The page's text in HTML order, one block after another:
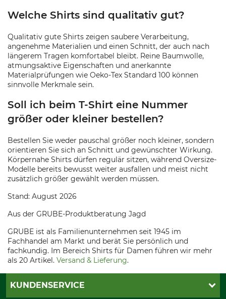
Welche Shirts sind qualitativ gut?
Qualitativ gute Shirts zeigen saubere Verarbeitung,
angenehme Materialien und einen Schnitt, der auch nach
längerem Tragen komfortabel bleibt. Reine Baumwolle,
atmungsaktive Eigenschaften und anerkannte
Materialprüfungen wie Oeko-Tex Standard 100 können
sinnvolle Merkmale sein.
Soll ich beim T-Shirt eine Nummer
größer oder kleiner bestellen?
Bestellen Sie weder pauschal größer noch kleiner, sondern
orientieren Sie sich an Schnitt und gewünschter Wirkung.
Körpernahe Shirts dürfen regulär sitzen, während Oversize-
Modelle bereits bewusst weiter ausfallen und meist nicht
zusätzlich größer gewählt werden müssen.
Stand: August 2026
Aus der GRUBE-Produktberatung Jagd
GRUBE ist als Familienunternehmen seit 1945 im
Fachhandel am Markt und berät Sie persönlich und
fachkundig. Im Bereich Shirts für Damen führen wir mehr
als 20 Artikel. Versand & Lieferung.
KUNDENSERVICE